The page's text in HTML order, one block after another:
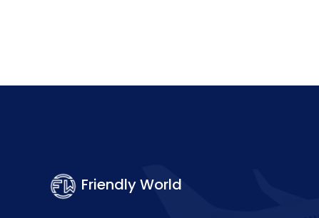
Friendly World